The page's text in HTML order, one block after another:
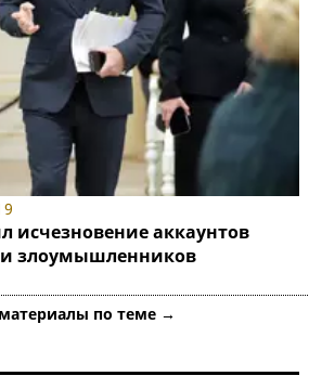
исчезновение аккаунтов
злоумышленников
по теме →